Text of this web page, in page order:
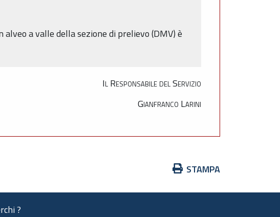
a valle della sezione di prelievo (DMV) è
Il Responsabile del Servizio
Gianfranco Larini
Azioni
documento
STAMPA
?